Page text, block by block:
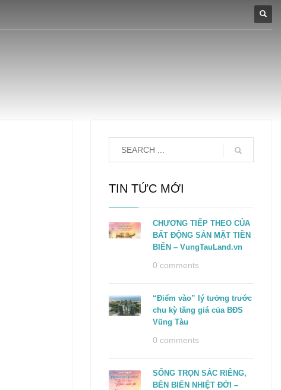
TIN TỨC MỚI
CHƯƠNG TIẾP THEO CỦA
BẤT ĐỘNG SẢN MẶT TIỀN
BIỂN – VungTauLand.vn
0 comments
“Điểm vào” lý tưởng trước
chu kỳ tăng giá của BĐS
Vũng Tàu
0 comments
SỐNG TRỌN SẮC RIÊNG,
BÊN BIỂN NHIỆT ĐỚI –